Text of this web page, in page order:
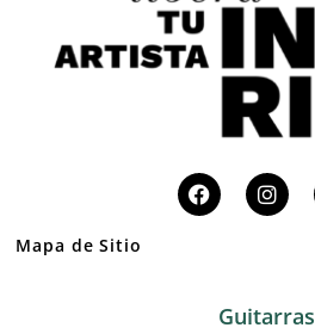
Mapa de Sitio
Guitarras